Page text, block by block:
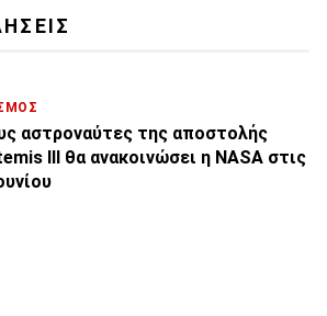
αστροναύτες της αποστολής
III θα ανακοινώσει η NASA στις